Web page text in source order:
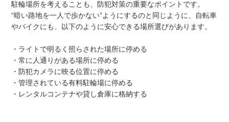
駐輪場所を考えることも、防犯対策の重要なポイントです。
“暗い路地を一人で歩かない”ようにするのと同じように、自転車
やバイクにも、以下のように安心できる場所選びがあります。
・ライトで明るく照らされた場所に停める
・常に人通りがある場所に停める
・防犯カメラに映る位置に停める
・管理されている有料駐輪場に停める
・レンタルコンテナや貸し倉庫に格納する